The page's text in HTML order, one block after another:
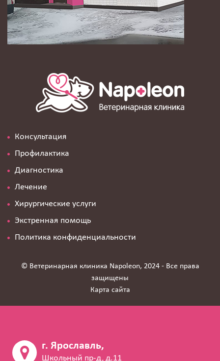
Консультация
Профилактика
Диагностика
Лечение
Хирургические услуги
Экстренная помощь
Политика конфиденциальности
© Ветеринарная клиника Napoleon, 2024 - Все права
защищены
Карта сайта
г. Ярославль,
Школьный пр-д, д.11